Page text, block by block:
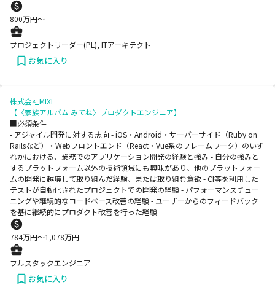
800万円〜
プロジェクトリーダー(PL), ITアーキテクト
お気に入り
株式会社MIXI
【〈家族アルバム みてね〉プロダクトエンジニア】
■必須条件
- アジャイル開発に対する志向 - iOS・Android・サーバーサイド（Ruby on
Railsなど）・Webフロントエンド（React・Vue系のフレームワーク）のいず
れかにおける、業務でのアプリケーション開発の経験と強み - 自分の強みと
するプラットフォーム以外の技術領域にも興味があり、他のプラットフォー
ムの開発に越境して取り組んだ経験、または取り組む意欲 - CI等を利用した
テストが自動化されたプロジェクトでの開発の経験 - パフォーマンスチュー
ニングや継続的なコードベース改善の経験 - ユーザーからのフィードバック
を基に継続的にプロダクト改善を行った経験
784万円〜1,078万円
フルスタックエンジニア
お気に入り